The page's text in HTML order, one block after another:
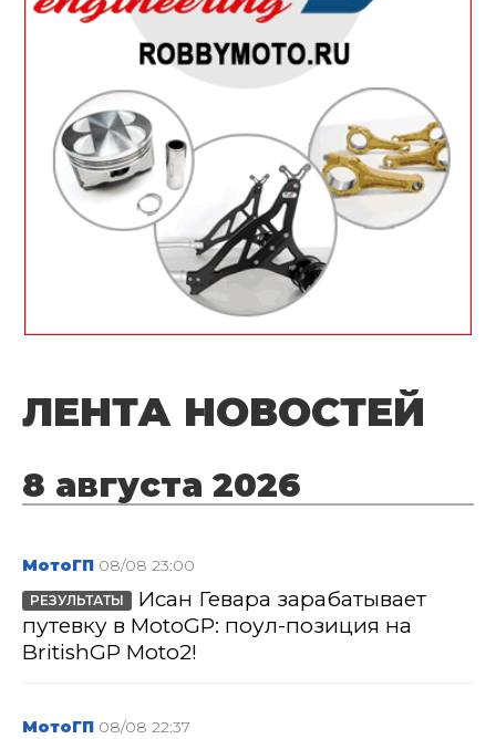
ЛЕНТА НОВОСТЕЙ
8 августа 2026
МотоГП 08/08 23:00
РЕЗУЛЬТАТЫ
Исан Гевара зарабатывает
путевку в MotoGP: поул-позиция на
BritishGP Moto2!
МотоГП 08/08 22:37